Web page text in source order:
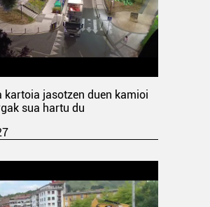
kartoia jasotzen duen kamioi
sua hartu du